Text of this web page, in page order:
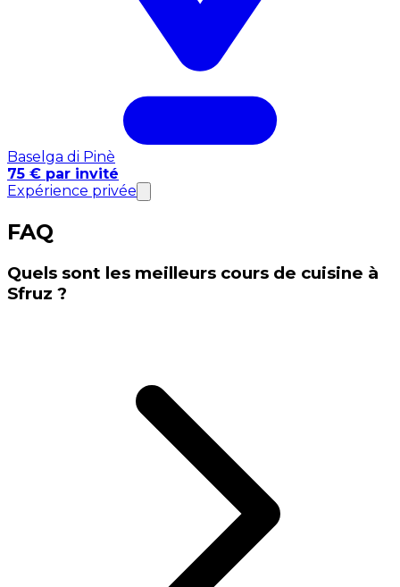
Baselga di Pinè
75 € par invité
Expérience privée
FAQ
Quels sont les meilleurs cours de cuisine à
Sfruz ?